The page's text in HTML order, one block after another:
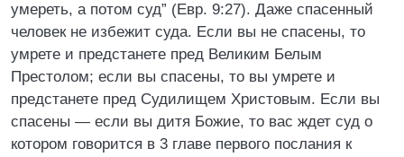
умереть, а потом суд” (Евр. 9:27). Даже спасенный
человек не избежит суда. Если вы не спасены, то
умрете и предстанете пред Великим Белым
Престолом; если вы спасены, то вы умрете и
предстанете пред Судилищем Христовым. Если вы
спасены — если вы дитя Божие, то вас ждет суд о
котором говорится в 3 главе первого послания к